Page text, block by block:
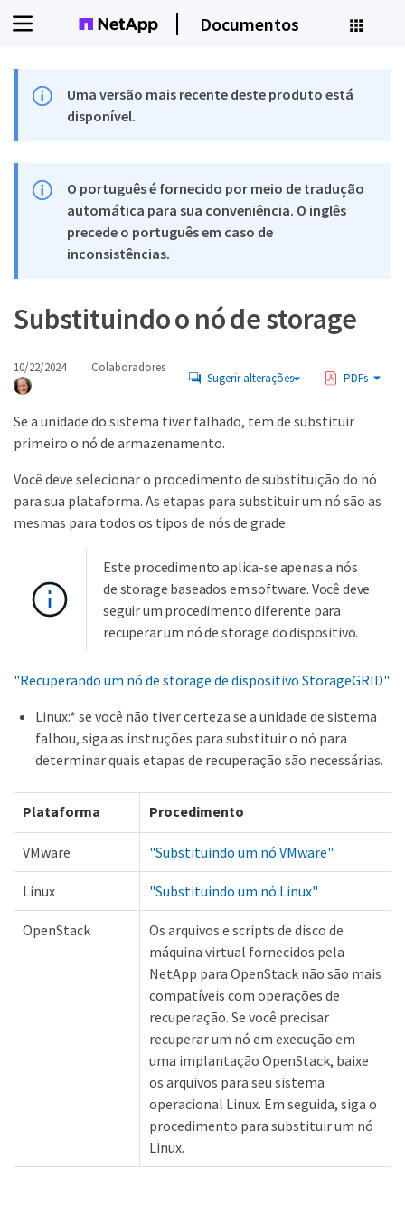
Documentos
Uma versão mais recente deste produto está
disponível.
O português é fornecido por meio de tradução
automática para sua conveniência. O inglês
precede o português em caso de
inconsistências.
Substituindo o nó de storage
10/22/2024 Colaboradores
Sugerir alterações PDFs
Se a unidade do sistema tiver falhado, tem de substituir
primeiro o nó de armazenamento.
Você deve selecionar o procedimento de substituição do nó
para sua plataforma. As etapas para substituir um nó são as
mesmas para todos os tipos de nós de grade.
Este procedimento aplica-se apenas a nós
de storage baseados em software. Você deve
seguir um procedimento diferente para
recuperar um nó de storage do dispositivo.
"Recuperando um nó de storage de dispositivo StorageGRID"
Linux:* se você não tiver certeza se a unidade de sistema
falhou, siga as instruções para substituir o nó para
determinar quais etapas de recuperação são necessárias.
Plataforma Procedimento
VMware "Substituindo um nó VMware"
Linux "Substituindo um nó Linux"
OpenStack
Os arquivos e scripts de disco de
máquina virtual fornecidos pela
NetApp para OpenStack não são mais
compatíveis com operações de
recuperação. Se você precisar
recuperar um nó em execução em
uma implantação OpenStack, baixe
os arquivos para seu sistema
operacional Linux. Em seguida, siga o
procedimento para substituir um nó
Linux.